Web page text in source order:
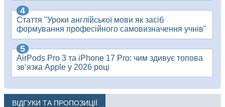
Стаття "Уроки англійської мови як засіб
формування професійного самовизначення учнів"
AirPods Pro 3 та iPhone 17 Pro: чим здивує топова
зв’язка Apple у 2026 році
ВІДГУКИ ТА ПРОПОЗИЦІЇ